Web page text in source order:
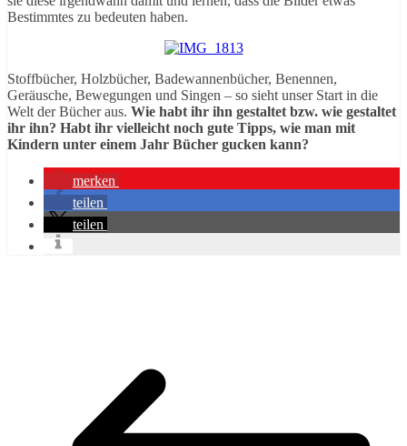
Bestimmtes zu bedeuten haben.
Stoffbücher, Holzbücher, Badewannenbücher, Benennen,
Geräusche, Bewegungen und Singen – so sieht unser Start in die
Welt der Bücher aus. Wie habt ihr ihn gestaltet bzw. wie gestaltet
ihr ihn? Habt ihr vielleicht noch gute Tipps, wie man mit
Kindern unter einem Jahr Bücher gucken kann?
merken
teilen
teilen